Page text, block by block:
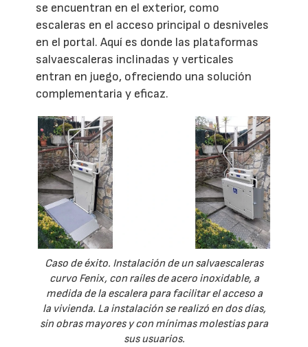
se encuentran en el exterior, como
escaleras en el acceso principal o desniveles
en el portal. Aquí es donde las plataformas
salvaescaleras inclinadas y verticales
entran en juego, ofreciendo una solución
complementaria y eficaz.
Caso de éxito. Instalación de un salvaescaleras
curvo Fenix, con raíles de acero inoxidable, a
medida de la escalera para facilitar el acceso a
la vivienda. La instalación se realizó en dos días,
sin obras mayores y con mínimas molestias para
sus usuarios.